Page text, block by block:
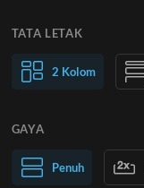
TATA LETAK
2 Kolom
Teks Normal
GAYA
Penuh